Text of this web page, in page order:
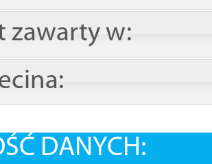
zawarty w:
DANYCH: